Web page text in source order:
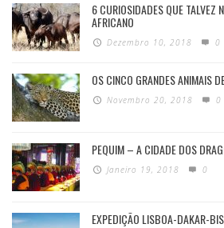
6 CURIOSIDADES QUE TALVEZ
AFRICANO
Dezembro 10, 2018 0
OS CINCO GRANDES ANIMAIS
Novembro 20, 2018 0
PEQUIM – A CIDADE DOS
Janeiro 19, 2018 0
EXPEDIÇÃO LISBOA-DAKAR-